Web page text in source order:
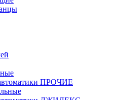
ПРОЧИЕ